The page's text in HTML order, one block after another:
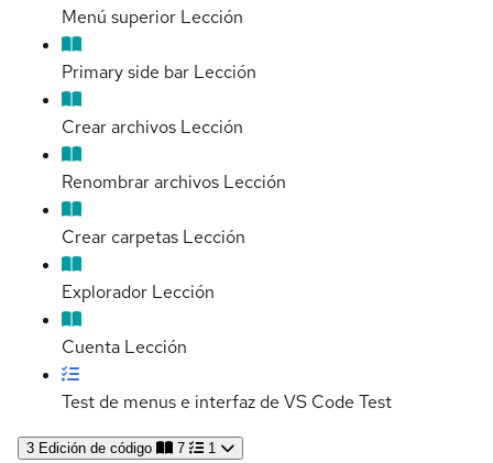
Menú superior Lección
Primary side bar Lección
Crear archivos Lección
Renombrar archivos Lección
Crear carpetas Lección
Explorador Lección
Cuenta Lección
Test de menus e interfaz de VS Code Test
3 Edición de código 7 1